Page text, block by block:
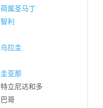
荷属圣马丁
智利
乌拉圭
圭亚那
特立尼达和多
巴哥